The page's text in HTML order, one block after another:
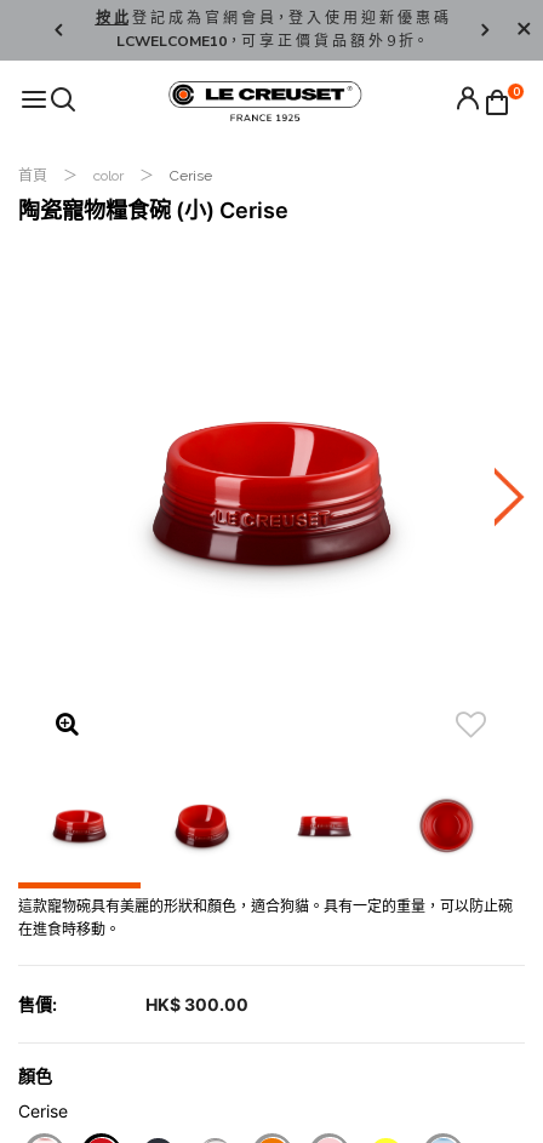
按 此登 記 成 為 官 網 會 員，登 入 使 用 迎 新 優 惠 碼
LCWELCOME10，可 享 正 價 貨 品 額 外 9 折。
香 港 / 澳
0
首頁 color Cerise
陶瓷寵物糧食碗 (小) Cerise
這款寵物碗具有美麗的形狀和顏色，適合狗貓。具有一定的重量，可以防止碗
在進食時移動。
售價: HK$ 300.00
顏色
Cerise